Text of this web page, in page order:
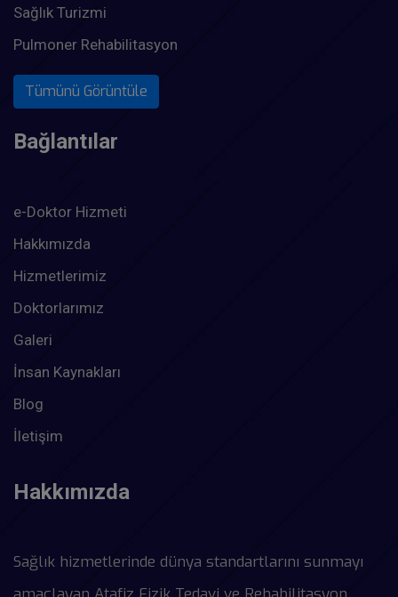
Sağlık Turizmi
Pulmoner Rehabilitasyon
Tümünü Görüntüle
Bağlantılar
e-Doktor Hizmeti
Hakkımızda
Hizmetlerimiz
Doktorlarımız
Galeri
İnsan Kaynakları
Blog
İletişim
Hakkımızda
Sağlık hizmetlerinde dünya standartlarını sunmayı